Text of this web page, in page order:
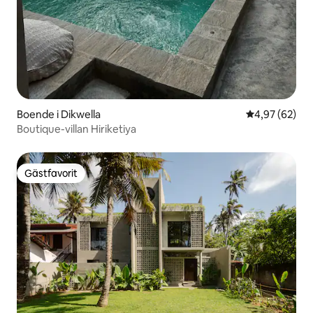
Boende i Dikwella 4,97 av 5 i
4,97 (62)
Boutique-villan Hiriketiya
Gästfavorit
Gästfavorit